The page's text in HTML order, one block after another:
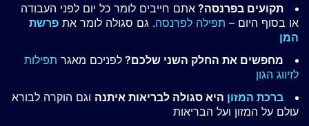
תקועים בפרנסה? אתם חייבים לומר כל יום לפני העבודה
או בסוף היום – תפילה לפרנסה. גם סגולה לומר את פרשת
המן
מחפשים את החלק השני שלכם? לפניכם מאגר תפילות
לזיווג הגון
ברכת המזון היא סגולה לבריאות איתנה וגם הוקרה לבורא
עולם על המזון ועל הבריאות